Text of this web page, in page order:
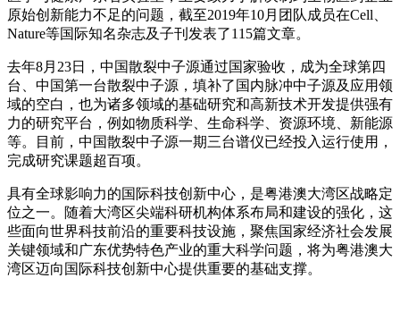
原始创新能力不足的问题，截至2019年10月团队成员在Cell、
Nature等国际知名杂志及子刊发表了115篇文章。
去年8月23日，中国散裂中子源通过国家验收，成为全球第四
台、中国第一台散裂中子源，填补了国内脉冲中子源及应用领
域的空白，也为诸多领域的基础研究和高新技术开发提供强有
力的研究平台，例如物质科学、生命科学、资源环境、新能源
等。目前，中国散裂中子源一期三台谱仪已经投入运行使用，
完成研究课题超百项。
具有全球影响力的国际科技创新中心，是粤港澳大湾区战略定
位之一。随着大湾区尖端科研机构体系布局和建设的强化，这
些面向世界科技前沿的重要科技设施，聚焦国家经济社会发展
关键领域和广东优势特色产业的重大科学问题，将为粤港澳大
湾区迈向国际科技创新中心提供重要的基础支撑。